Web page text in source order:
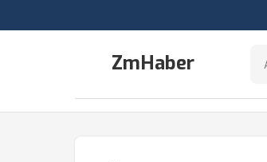
ZmHaber